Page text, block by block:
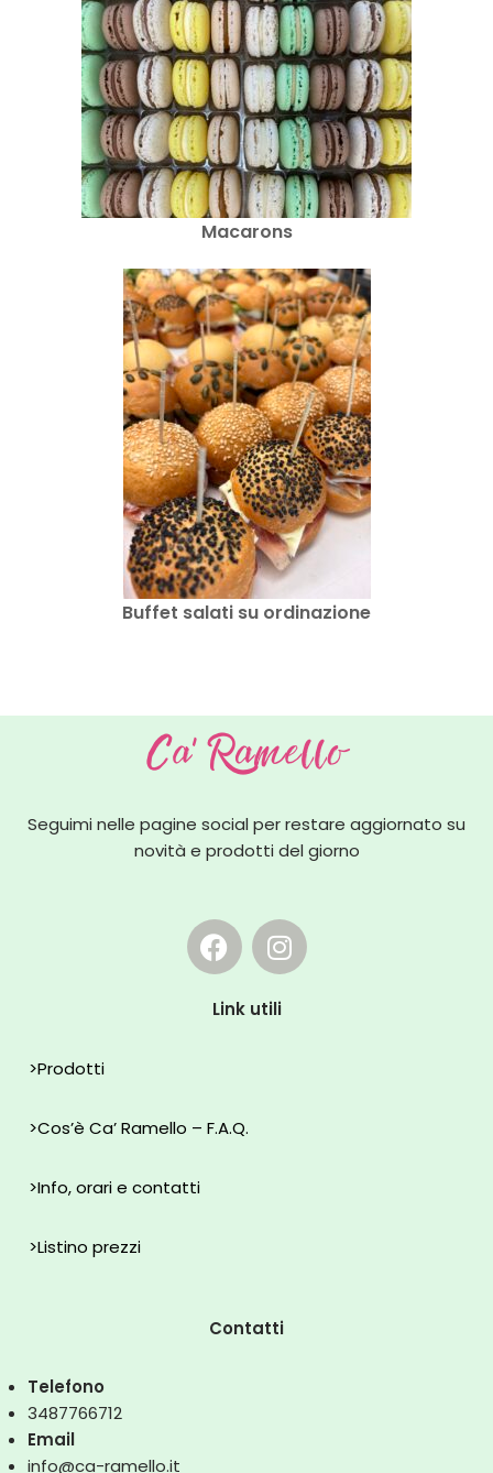
Macarons
Buffet salati su ordinazione
Seguimi nelle pagine social per restare aggiornato su
novità e prodotti del giorno
Link utili
>Prodotti
>Cos’è Ca’ Ramello – F.A.Q.
>Info, orari e contatti
>Listino prezzi
Contatti
Telefono
3487766712
Email
info@ca-ramello.it